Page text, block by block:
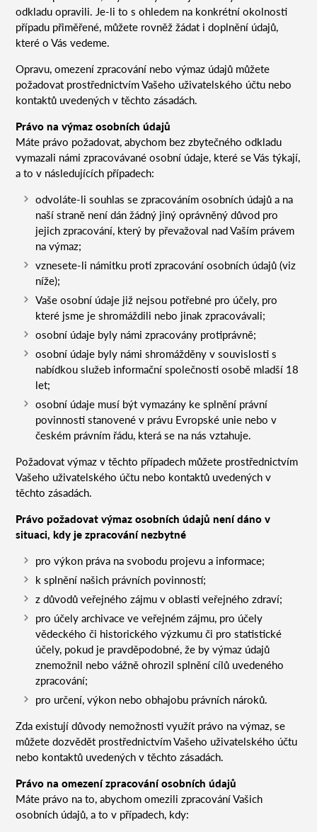
odkladu opravili. Je-li to s ohledem na konkrétní okolnosti
případu přiměřené, můžete rovněž žádat i doplnění údajů,
které o Vás vedeme.
Opravu, omezení zpracování nebo výmaz údajů můžete
požadovat prostřednictvím Vašeho uživatelského účtu nebo
kontaktů uvedených v těchto zásadách.
Právo na výmaz osobních údajů
Máte právo požadovat, abychom bez zbytečného odkladu
vymazali námi zpracovávané osobní údaje, které se Vás týkají,
a to v následujících případech:
odvoláte-li souhlas se zpracováním osobních údajů a na
naší straně není dán žádný jiný oprávněný důvod pro
jejich zpracování, který by převažoval nad Vaším právem
na výmaz;
vznesete-li námitku proti zpracování osobních údajů (viz
níže);
Vaše osobní údaje již nejsou potřebné pro účely, pro
které jsme je shromáždili nebo jinak zpracovávali;
osobní údaje byly námi zpracovány protiprávně;
osobní údaje byly námi shromážděny v souvislosti s
nabídkou služeb informační společnosti osobě mladší 18
let;
osobní údaje musí být vymazány ke splnění právní
povinnosti stanovené v právu Evropské unie nebo v
českém právním řádu, která se na nás vztahuje.
Požadovat výmaz v těchto případech můžete prostřednictvím
Vašeho uživatelského účtu nebo kontaktů uvedených v
těchto zásadách.
Právo požadovat výmaz osobních údajů není dáno v
situaci, kdy je zpracování nezbytné
pro výkon práva na svobodu projevu a informace;
k splnění našich právních povinností;
z důvodů veřejného zájmu v oblasti veřejného zdraví;
pro účely archivace ve veřejném zájmu, pro účely
vědeckého či historického výzkumu či pro statistické
účely, pokud je pravděpodobné, že by výmaz údajů
znemožnil nebo vážně ohrozil splnění cílů uvedeného
zpracování;
pro určení, výkon nebo obhajobu právních nároků.
Zda existují důvody nemožnosti využít právo na výmaz, se
můžete dozvědět prostřednictvím Vašeho uživatelského účtu
nebo kontaktů uvedených v těchto zásadách.
Právo na omezení zpracování osobních údajů
Máte právo na to, abychom omezili zpracování Vašich
osobních údajů, a to v případech, kdy: